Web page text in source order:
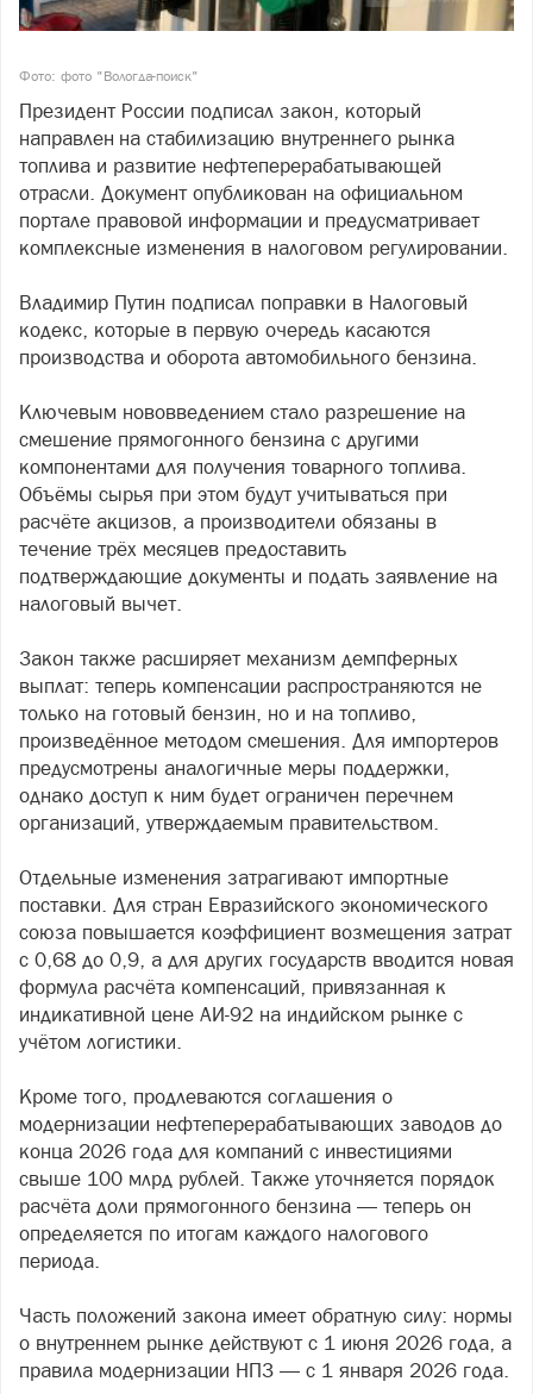
Фото: фото "Вологда-поиск"
Президент России подписал закон, который
направлен на стабилизацию внутреннего рынка
топлива и развитие нефтеперерабатывающей
отрасли. Документ опубликован на официальном
портале правовой информации и предусматривает
комплексные изменения в налоговом регулировании.
Владимир Путин подписал поправки в Налоговый
кодекс, которые в первую очередь касаются
производства и оборота автомобильного бензина.
Ключевым нововведением стало разрешение на
смешение прямогонного бензина с другими
компонентами для получения товарного топлива.
Объёмы сырья при этом будут учитываться при
расчёте акцизов, а производители обязаны в
течение трёх месяцев предоставить
подтверждающие документы и подать заявление на
налоговый вычет.
Закон также расширяет механизм демпферных
выплат: теперь компенсации распространяются не
только на готовый бензин, но и на топливо,
произведённое методом смешения. Для импортеров
предусмотрены аналогичные меры поддержки,
однако доступ к ним будет ограничен перечнем
организаций, утверждаемым правительством.
Отдельные изменения затрагивают импортные
поставки. Для стран Евразийского экономического
союза повышается коэффициент возмещения затрат
с 0,68 до 0,9, а для других государств вводится новая
формула расчёта компенсаций, привязанная к
индикативной цене АИ-92 на индийском рынке с
учётом логистики.
Кроме того, продлеваются соглашения о
модернизации нефтеперерабатывающих заводов до
конца 2026 года для компаний с инвестициями
свыше 100 млрд рублей. Также уточняется порядок
расчёта доли прямогонного бензина — теперь он
определяется по итогам каждого налогового
периода.
Часть положений закона имеет обратную силу: нормы
о внутреннем рынке действуют с 1 июня 2026 года, а
правила модернизации НПЗ — с 1 января 2026 года.